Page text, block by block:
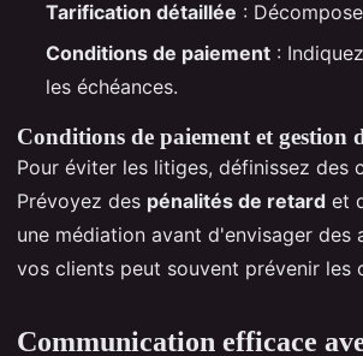
Tarification détaillée :
Conditions de paiement :
les échéances.
Conditions de paiement et gestion
Pour éviter les litiges, définissez des
Prévoyez des pénalités de retard et
une médiation avant d'envisager
vos clients peut souvent prévenir les
Communication efficace